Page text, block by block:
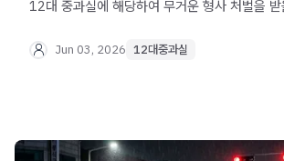
12대 중과실에 해당하여 무거운 형사 처벌을
및 실무 방어 전략을 명확하게 알려드립니다.
Jun 03, 2026 12대중과실